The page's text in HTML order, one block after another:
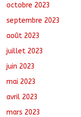
octobre 2023
septembre 2023
août 2023
juillet 2023
juin 2023
mai 2023
avril 2023
mars 2023